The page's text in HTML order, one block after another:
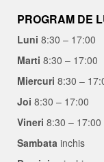
PROGRAM DE
Luni 8:30 – 17:00
Marti 8:30 – 17:00
Miercuri 8:30 –
Joi 8:30 – 17:00
Vineri 8:30 – 17:00
Sambata inchis